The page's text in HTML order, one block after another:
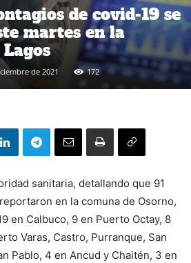
de covid-19 se
martes en la
de 2021 172
sanitaria, detallando que 91
en la comuna de Osorno,
en Calbuco, 9 en Puerto Octay, 8
Varas, Castro, Purranque, San
Pablo, 4 en Ancud y Chaitén, 3 en